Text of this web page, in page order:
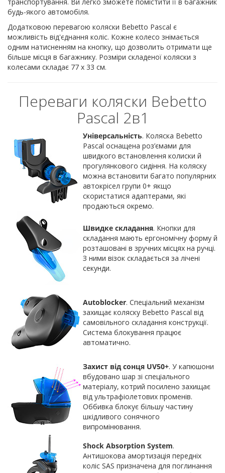
будь-якого автомобіля.
Додатковою перевагою коляски Bebetto Pascal є
можливість від'єднання коліс. Кожне колесо знімається
одним натисненням на кнопку, що дозволить отримати ще
більше місця в багажнику. Розміри складеної коляски з
колесами складає 77 х 33 см.
Переваги коляски Bebetto
Pascal 2в1
Універсальність. Коляска Bebetto
Pascal оснащена роз’ємами для
швидкого встановлення колиски й
прогулянкового сидіння. На коляску
можна встановити багато популярних
автокрісел групи 0+ якщо
скористатися адаптерами, які
продаються окремо.
Швидке складання. Кнопки для
складання мають ергономічну форму й
розташовані в зручних місцях на ручці.
З ними візок складається за лічені
секунди.
Autoblocker. Спеціальний механізм
захищає коляску Bebetto Pascal від
самовільного складання конструкції.
Система блокування працює
автоматично.
Захист від сонця UV50+. У капюшони
вбудовано шар зі спеціального
матеріалу, котрий посилено захищає
від ультрафіолетових променів.
Оббивка блокує більшу частину
шкідливого сонячного
випромінювання.
Shock Absorption System.
Антишокова амортизація передніх
коліс SAS призначена для поглинання